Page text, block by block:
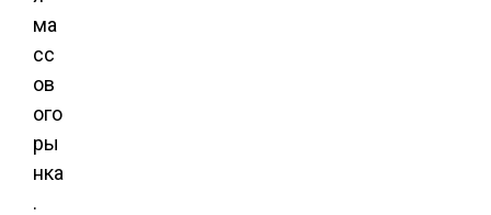
ма
сс
ов
ого
ры
нка
.